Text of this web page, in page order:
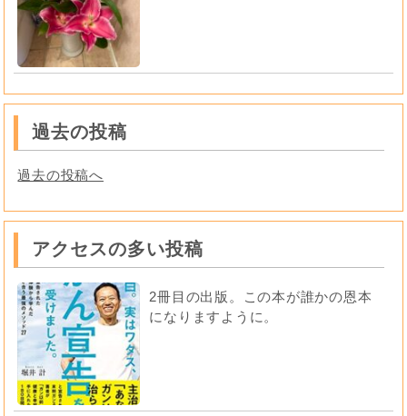
過去の投稿
過去の投稿へ
アクセスの多い投稿
2冊目の出版。この本が誰かの恩本
になりますように。